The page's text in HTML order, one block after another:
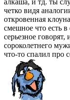
алкаша, и тд. ты
четко видя
откровенная
смешное что есть
серьезное
сороколетнего
что-то спалил про